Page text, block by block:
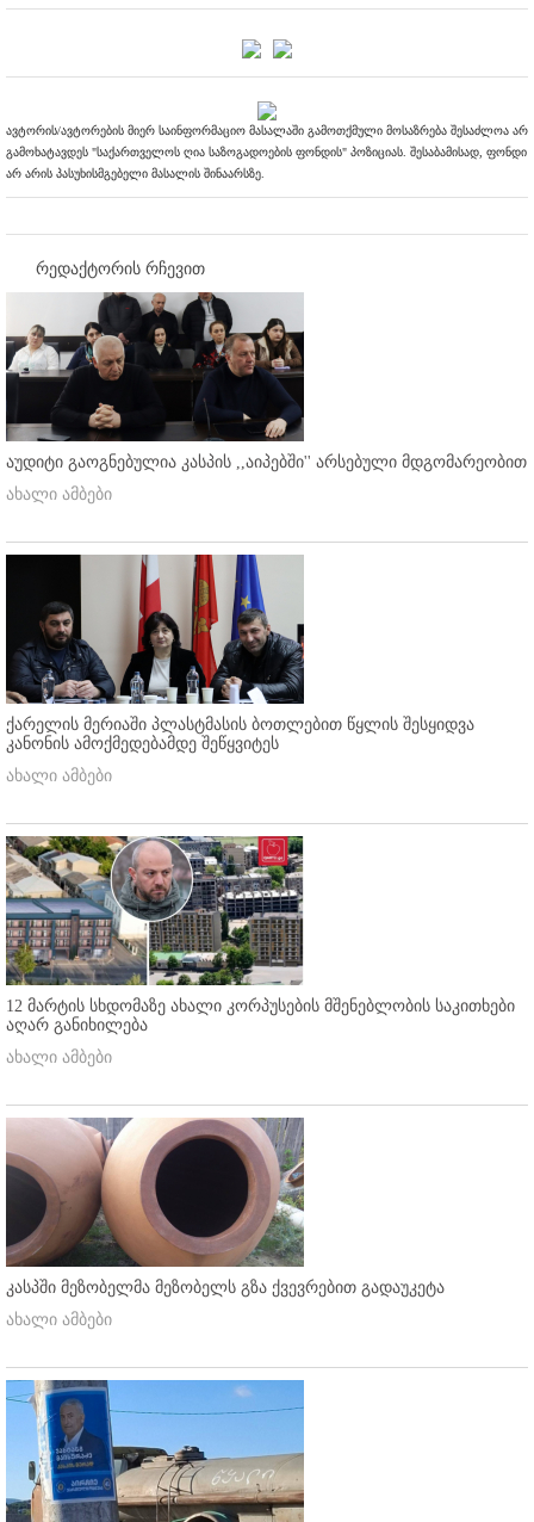
ავტორის/ავტორების მიერ საინფორმაციო მასალაში გამოთქმული მოსაზრება შესაძლოა არ
გამოხატავდეს "საქართველოს ღია საზოგადოების ფონდის" პოზიციას. შესაბამისად, ფონდი
არ არის პასუხისმგებელი მასალის შინაარსზე.
რედაქტორის რჩევით
აუდიტი გაოგნებულია კასპის ,,აიპებში'' არსებული მდგომარეობით
ახალი ამბები
ქარელის მერიაში პლასტმასის ბოთლებით წყლის შესყიდვა
კანონის ამოქმედებამდე შეწყვიტეს
ახალი ამბები
12 მარტის სხდომაზე ახალი კორპუსების მშენებლობის საკითხები
აღარ განიხილება
ახალი ამბები
კასპში მეზობელმა მეზობელს გზა ქვევრებით გადაუკეტა
ახალი ამბები